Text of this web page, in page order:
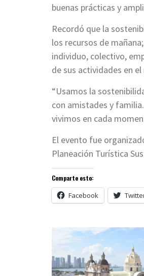
buenas prácticas y
Recordó que la
los recursos de
individuo, colectivo,
de sus actividades en
“Usamos la
con amistades y
vivimos en cada
El evento fue
Planeación Turística
Comparte esto:
Facebook